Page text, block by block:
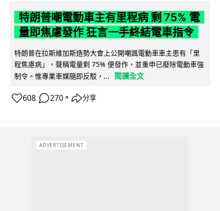
特朗普嘲電動車主有里程病 剩 75% 電
量即焦慮發作 狂言一手終結電車指令
特朗普在拉斯維加斯造勢大會上公開嘲諷電動車車主患有「里
程焦慮病」，聲稱電量剩 75% 便發作，並重申已廢除電動車強
制令。惟專業車媒隨即反駁，...
閱讀全文
608 270 ↗ 分享
ADVERTISEMENT